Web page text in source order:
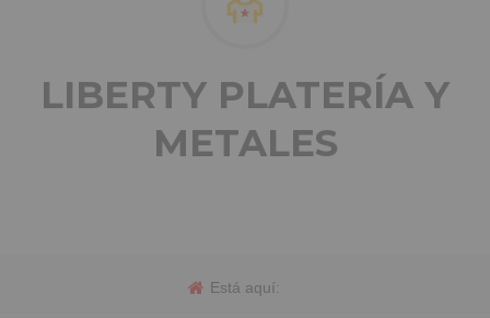
LIBERTY PLATERÍA Y
METALES
Está aquí: